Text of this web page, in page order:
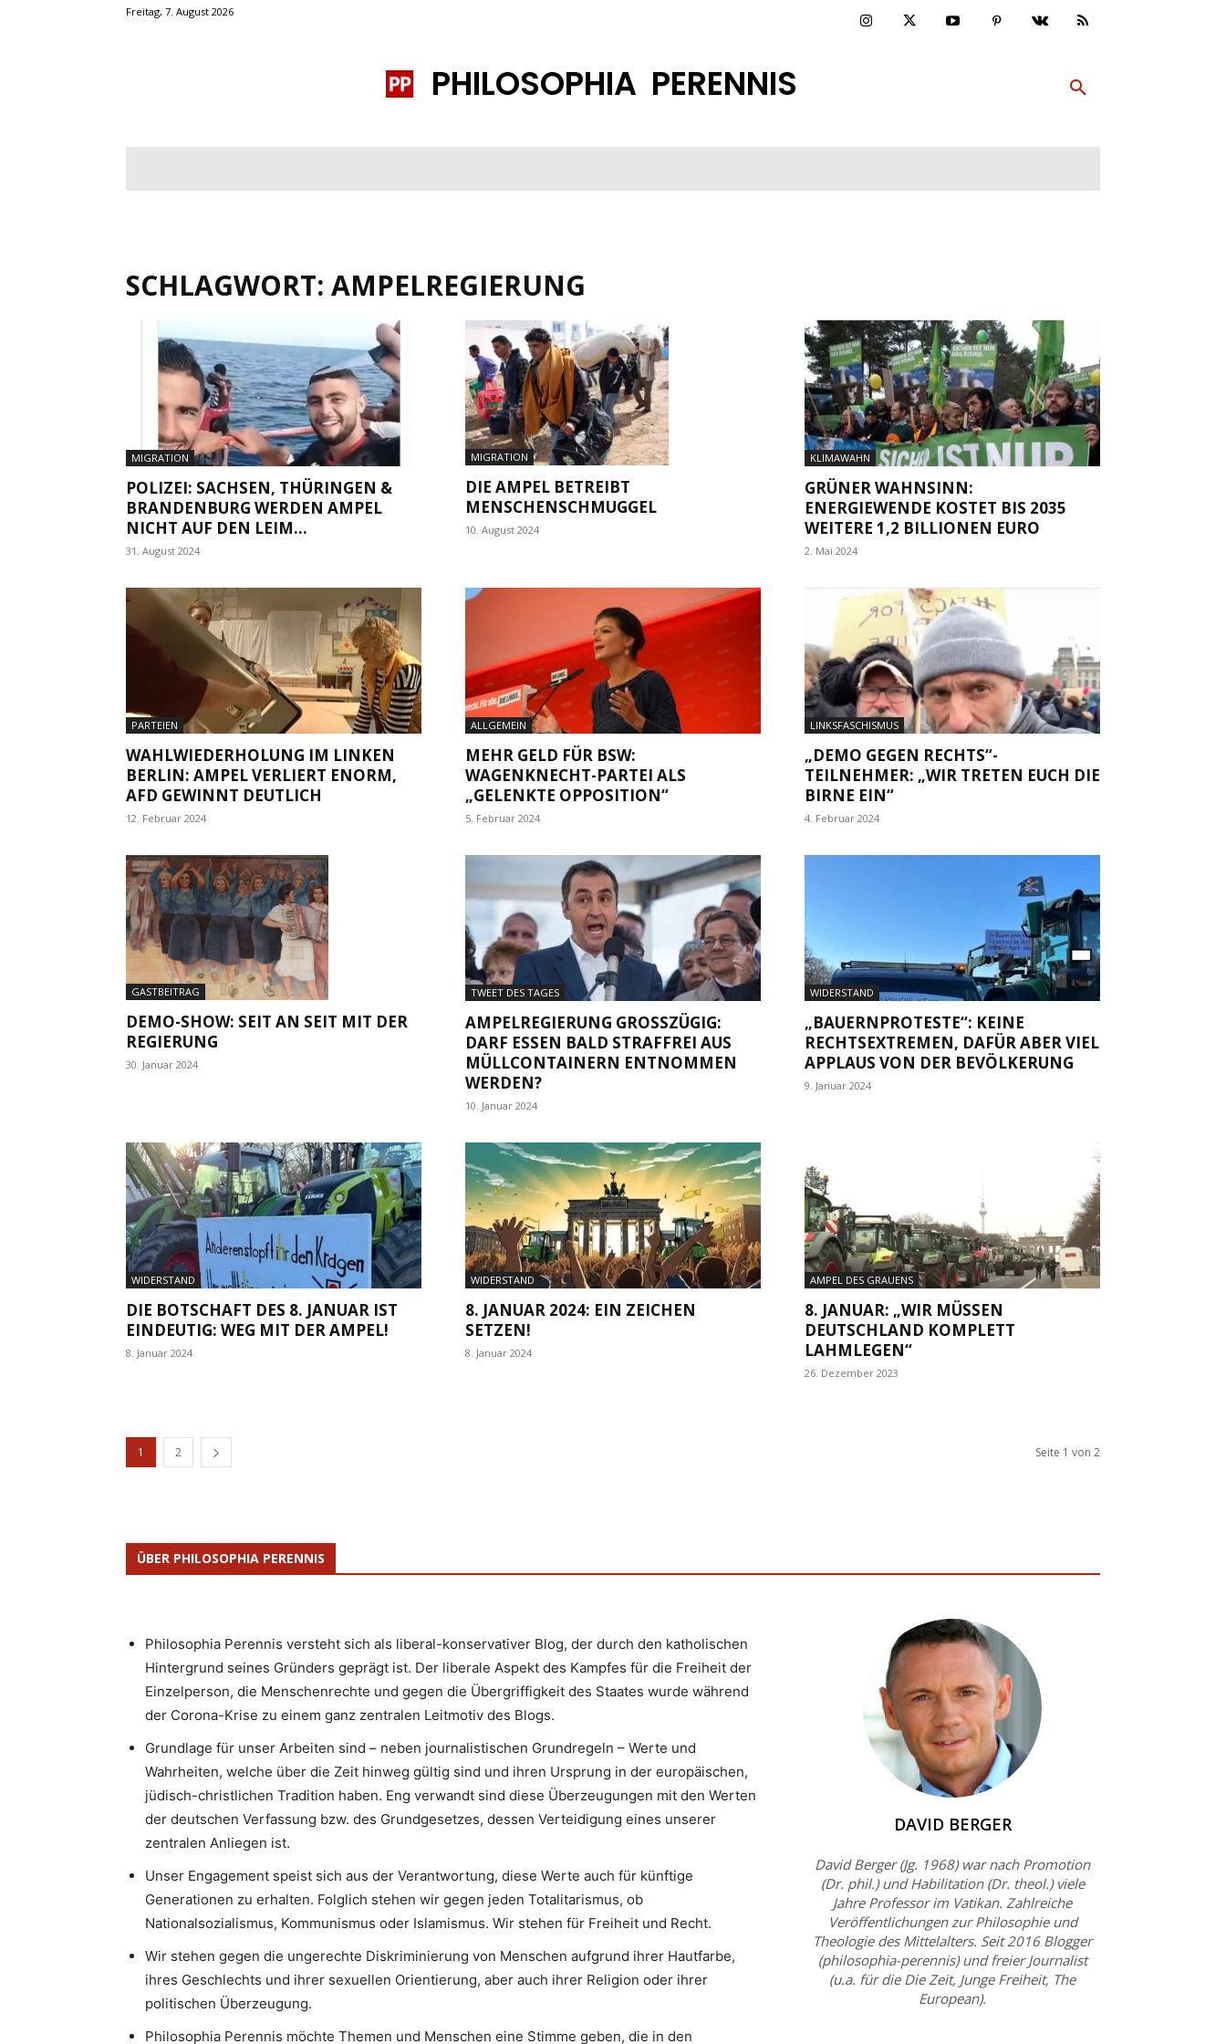
Freitag, 7. August 2026
PHILOSOPHIA PERENNIS
SCHLAGWORT: AMPELREGIERUNG
MIGRATION
POLIZEI: SACHSEN, THÜRINGEN &
BRANDENBURG WERDEN AMPEL
NICHT AUF DEN LEIM...
31. August 2024
MIGRATION
DIE AMPEL BETREIBT
MENSCHENSCHMUGGEL
10. August 2024
KLIMAWAHN
GRÜNER WAHNSINN:
ENERGIEWENDE KOSTET BIS 2035
WEITERE 1,2 BILLIONEN EURO
2. Mai 2024
PARTEIEN
WAHLWIEDERHOLUNG IM LINKEN
BERLIN: AMPEL VERLIERT ENORM,
AFD GEWINNT DEUTLICH
12. Februar 2024
ALLGEMEIN
MEHR GELD FÜR BSW:
WAGENKNECHT-PARTEI ALS
„GELENKTE OPPOSITION“
5. Februar 2024
LINKSFASCHISMUS
„DEMO GEGEN RECHTS“-
TEILNEHMER: „WIR TRETEN EUCH DIE
BIRNE EIN“
4. Februar 2024
GASTBEITRAG
DEMO-SHOW: SEIT AN SEIT MIT DER
REGIERUNG
30. Januar 2024
TWEET DES TAGES
AMPELREGIERUNG GROSSZÜGIG: D
ARF ESSEN BALD STRAFFREI AUS M
ÜLLCONTAINERN ENTNOMMEN W
ERDEN?
10. Januar 2024
WIDERSTAND
„BAUERNPROTESTE“: KEINE
RECHTSEXTREMEN, DAFÜR ABER VIEL
APPLAUS VON DER BEVÖLKERUNG
9. Januar 2024
WIDERSTAND
DIE BOTSCHAFT DES 8. JANUAR IST
EINDEUTIG: WEG MIT DER AMPEL!
8. Januar 2024
WIDERSTAND
8. JANUAR 2024: EIN ZEICHEN
SETZEN!
8. Januar 2024
AMPEL DES GRAUENS
8. JANUAR: „WIR MÜSSEN
DEUTSCHLAND KOMPLETT
LAHMLEGEN“
26. Dezember 2023
1 2 Seite 1 von 2
ÜBER PHILOSOPHIA PERENNIS
Philosophia Perennis versteht sich als liberal-konservativer Blog, der durch den katholischen
Hintergrund seines Gründers geprägt ist. Der liberale Aspekt des Kampfes für die Freiheit der
Einzelperson, die Menschenrechte und gegen die Übergriffigkeit des Staates wurde während
der Corona-Krise zu einem ganz zentralen Leitmotiv des Blogs.
Grundlage für unser Arbeiten sind – neben journalistischen Grundregeln – Werte und
Wahrheiten, welche über die Zeit hinweg gültig sind und ihren Ursprung in der europäischen,
jüdisch-christlichen Tradition haben. Eng verwandt sind diese Überzeugungen mit den Werten
der deutschen Verfassung bzw. des Grundgesetzes, dessen Verteidigung eines unserer
zentralen Anliegen ist.
Unser Engagement speist sich aus der Verantwortung, diese Werte auch für künftige
Generationen zu erhalten. Folglich stehen wir gegen jeden Totalitarismus, ob
Nationalsozialismus, Kommunismus oder Islamismus. Wir stehen für Freiheit und Recht.
Wir stehen gegen die ungerechte Diskriminierung von Menschen aufgrund ihrer Hautfarbe,
ihres Geschlechts und ihrer sexuellen Orientierung, aber auch ihrer Religion oder ihrer
politischen Überzeugung.
Philosophia Perennis möchte Themen und Menschen eine Stimme geben, die in den
DAVID BERGER
David Berger (Jg. 1968) war nach Promotion
(Dr. phil.) und Habilitation (Dr. theol.) viele
Jahre Professor im Vatikan. Zahlreiche
Veröffentlichungen zur Philosophie und
Theologie des Mittelalters. Seit 2016 Blogger
(philosophia-perennis) und freier Journalist
(u.a. für die Die Zeit, Junge Freiheit, The
European).